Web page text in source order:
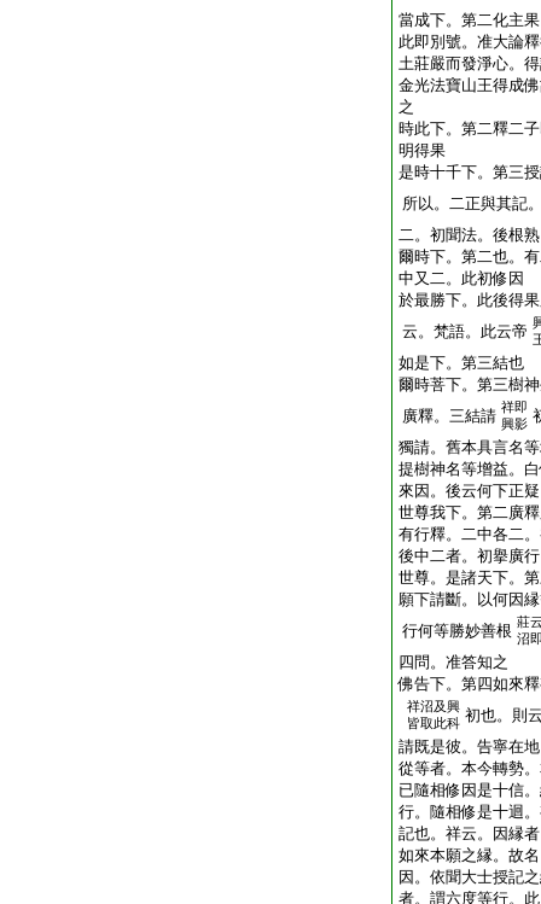
當成下。第二化主
此即別號。准大論
土莊嚴而發淨心。
金光法寶山王得成
之
時此下。第二釋二
明得果
是時十千下。第三
所以。二正與其記
二。初聞法。後根熟
爾時下。第二也。
中又二。此初修因
於最勝下。此後得
云。梵語。此云帝
如是下。第三結也
爾時菩下。第三樹
廣釋。三結請 祥即
興影
獨請。舊本具言名
提樹神名等增益。
來因。後云何下正疑
世尊我下。第二廣
有行釋。二中各二
後中二者。初擧廣
世尊。是諸天下。
願下請斷。以何因
行何等勝妙善根 莊
沼
四問。准答知之
佛告下。第四如來
祥沼及興
皆取此科 初也。則
請既是彼。告寧在
從等者。本今轉勢
已隨相修因是十信
行。隨相修是十迴
記也。祥云。因縁
如來本願之縁。故
因。依聞大士授記
者。謂六度等行。